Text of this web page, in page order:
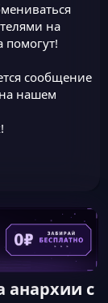
на
помогут!
сообщение
нашем
анархии с